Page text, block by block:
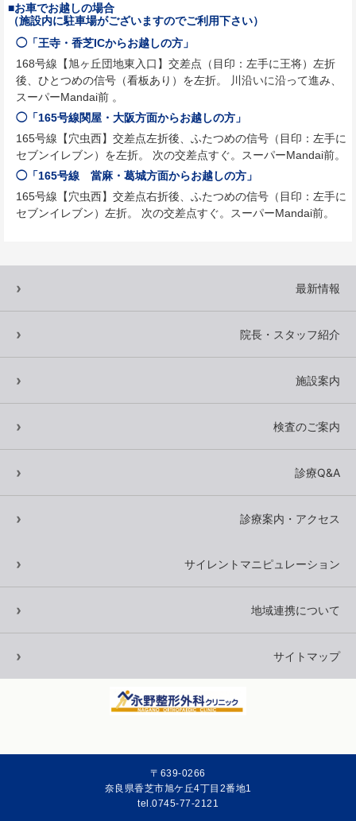
■お車でお越しの場合
（施設内に駐車場がございますのでご利用下さい）
◯「王寺・香芝ICからお越しの方」
168号線【旭ヶ丘団地東入口】交差点（目印：左手に王将）左折
後、ひとつめの信号（看板あり）を左折。 川沿いに沿って進み、
スーパーMandai前 。
◯「165号線関屋・大阪方面からお越しの方」
165号線【穴虫西】交差点左折後、ふたつめの信号（目印：左手に
セブンイレブン）を左折。 次の交差点すぐ。スーパーMandai前。
◯「165号線 當麻・葛城方面からお越しの方」
165号線【穴虫西】交差点右折後、ふたつめの信号（目印：左手に
セブンイレブン）左折。 次の交差点すぐ。スーパーMandai前。
最新情報
院長・スタッフ紹介
施設案内
検査のご案内
診療Q&A
診療案内・アクセス
サイレントマニピュレーション
地域連携について
サイトマップ
〒639-0266
奈良県香芝市旭ケ丘4丁目2番地1
tel.0745-77-2121